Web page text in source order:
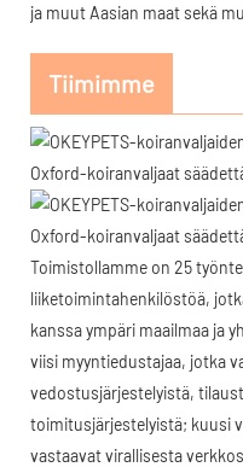
ja muut Aasian maat sekä
Tiimimme
Toimistollamme on 25
liiketoimintahenkilöstöä,
kanssa ympäri maailmaa ja
viisi myyntiedustajaa, jotka
vedostusjärjestelyistä,
toimitusjärjestelyistä; kuusi
vastaavat virallisesta